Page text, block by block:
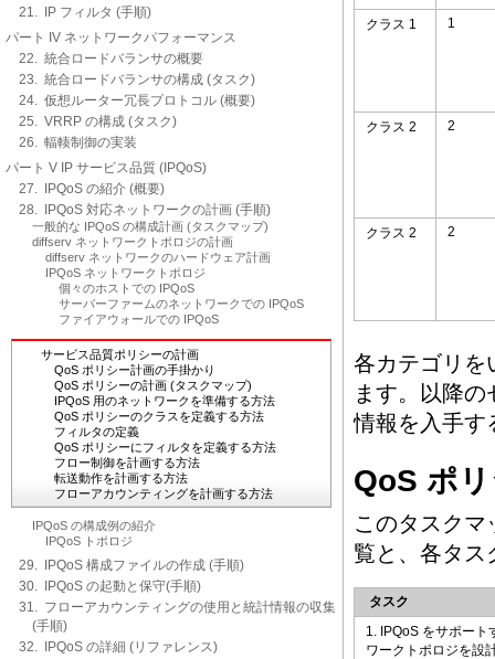
21. IP フィルタ (手順)
パート IV ネットワークパフォーマンス
22. 統合ロードバランサの概要
23. 統合ロードバランサの構成 (タスク)
24. 仮想ルーター冗長プロトコル (概要)
25. VRRP の構成 (タスク)
26. 輻輳制御の実装
パート V IP サービス品質 (IPQoS)
27. IPQoS の紹介 (概要)
28. IPQoS 対応ネットワークの計画 (手順)
一般的な IPQoS の構成計画 (タスクマップ)
diffserv ネットワークトポロジの計画
diffserv ネットワークのハードウェア計画
IPQoS ネットワークトポロジ
個々のホストでの IPQoS
サーバーファームのネットワークでの IPQoS
ファイアウォールでの IPQoS
サービス品質ポリシーの計画
QoS ポリシー計画の手掛かり
QoS ポリシーの計画 (タスクマップ)
IPQoS 用のネットワークを準備する方法
QoS ポリシーのクラスを定義する方法
フィルタの定義
QoS ポリシーにフィルタを定義する方法
フロー制御を計画する方法
転送動作を計画する方法
フローアカウンティングを計画する方法
IPQoS の構成例の紹介
IPQoS トポロジ
29. IPQoS 構成ファイルの作成 (手順)
30. IPQoS の起動と保守(手順)
31. フローアカウンティングの使用と統計情報の収集
(手順)
32. IPQoS の詳細 (リファレンス)
クラス 1 1
クラス 2 2
クラス 2 2
各カテゴリを
ます。以降
情報を入手す
QoS ポ
このタスク
覧と、各タス
タスク
1. IPQoS をサポート
ワークトポロジを設